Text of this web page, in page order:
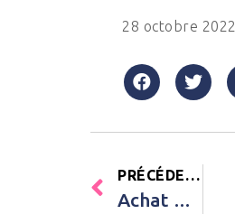
28 octobre 2022
PRÉCÉDENT
Achat Livre Au pays des géants Editions Kimane Enfant